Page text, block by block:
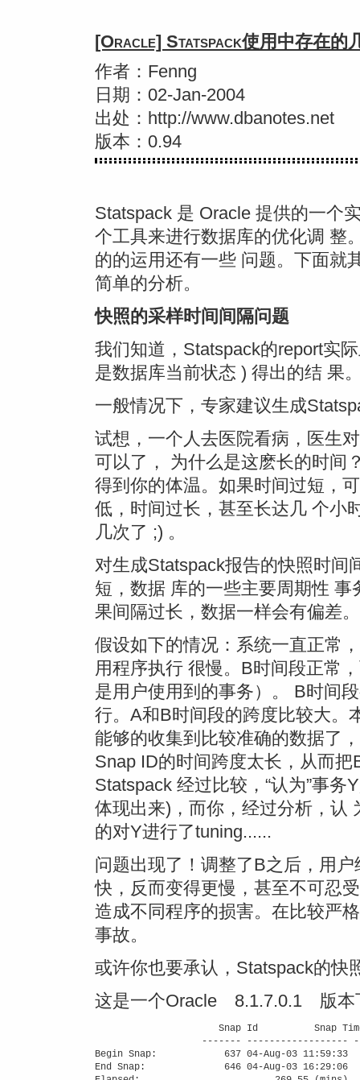
[Oracle] Statspack使用中存在的
作者：Fenng
日期：02-Jan-2004
出处：http://www.dbanotes.net
版本：0.94
Statspack 是 Oracle 提供的一个
个工具来进行数据库的优化调 整
的的运用还有一些 问题。下面就
简单的分析。
快照的采样时间间隔问题
我们知道，Statspack的report实
是数据库当前状态 ) 得出的结 果
一般情况下，专家建议生成
试想，一个人去医院看病，医生
可以了， 为什么是这麽长的时间
得到你的体温。如果时间过短，
低，时间过长，甚至长达几 个小
几次了 ;) 。
对生成Statspack报告的快照时间
短，数据 库的一些主要周期性
果间隔过长，数据一样会有偏差。
假设如下的情况：系统一直正常
用程序执行 很慢。B时间段正常
是用户使用到的事务）。 B时间
行。A和B时间段的跨度比较大。
能够的收集到比较准确的数据了
Snap ID的时间跨度太长，从而
Statspack 经过比较，“认为”事
体现出来)，而你，经过分析，认
的对Y进行了tuning......
问题出现了！调整了B之后，用
快，反而变得更慢，甚至不可忍
造成不同程序的损害。在比较严
事故。
或许你也要承认，Statspack的快
这是一个Oracle 8.1.7.0.1 版本
Snap Id
-------
Begin Snap:            637 04-Aug-03
End Snap:              646 04-Aug-03